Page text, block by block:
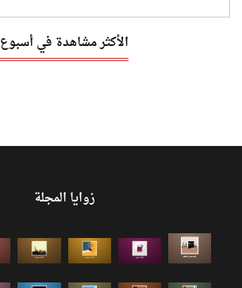
الأكثر مشاهدة في أسبوع
زوايا المجلة